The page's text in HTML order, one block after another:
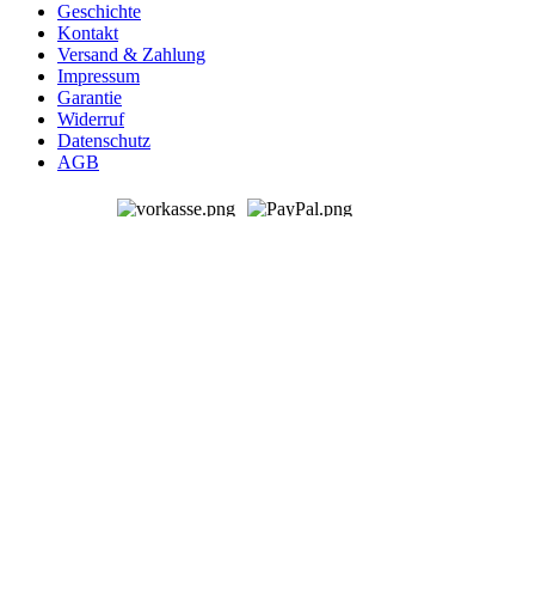
Geschichte
Kontakt
Versand & Zahlung
Impressum
Garantie
Widerruf
Datenschutz
AGB